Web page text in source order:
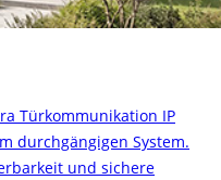
Türkommunikation IP
durchgängigen System.
und sichere